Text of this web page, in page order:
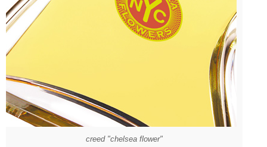
creed "chelsea flower"